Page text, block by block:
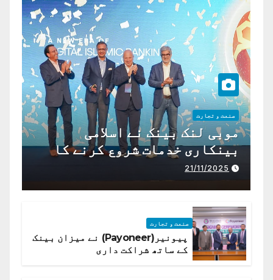
صنعت و تجارت
موبی لنک بینک نے اسلامی
بینکاری خدمات شروع کرنے کا
اعلان کیا ہے،
21/11/2025
صنعت و تجارت
پیونیر(Payoneer) نے میزان بینک
کے ساتھ شراکت داری